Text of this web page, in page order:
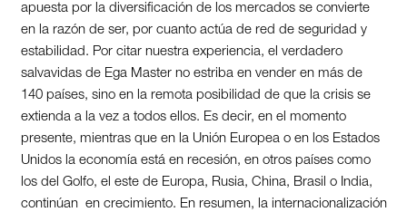
apuesta por la diversificación de los mercados se convierte
en la razón de ser, por cuanto actúa de red de seguridad y
estabilidad. Por citar nuestra experiencia, el verdadero
salvavidas de Ega Master no estriba en vender en más de
140 países, sino en la remota posibilidad de que la crisis se
extienda a la vez a todos ellos. Es decir, en el momento
presente, mientras que en la Unión Europea o en los Estados
Unidos la economía está en recesión, en otros países como
los del Golfo, el este de Europa, Rusia, China, Brasil o India,
continúan en crecimiento. En resumen, la internacionalización